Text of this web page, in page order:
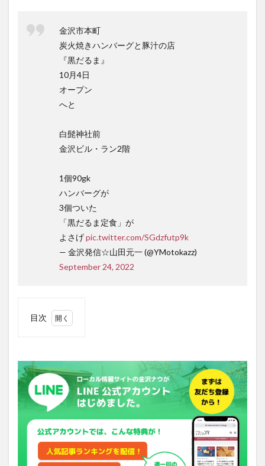
金沢市本町
炭火焼きハンバーグと豚汁の店
『黒だるま』
10月4日
オープン
へと
白髭神社前
金沢ビル・ラン2階
1個90gk
ハンバーグが
3個ついた
「黒だるま定食」が
よさげpic.twitter.com/SGdzfutp9k
— 金沢発信☆山田元一 (@YMotokazz)
September 24, 2022
目次
は
「黒
だる
ま」
食。
炭火
焼ハ
ーグ